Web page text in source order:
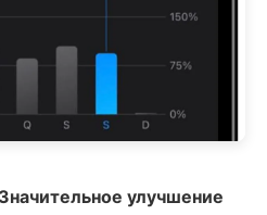
улучшение